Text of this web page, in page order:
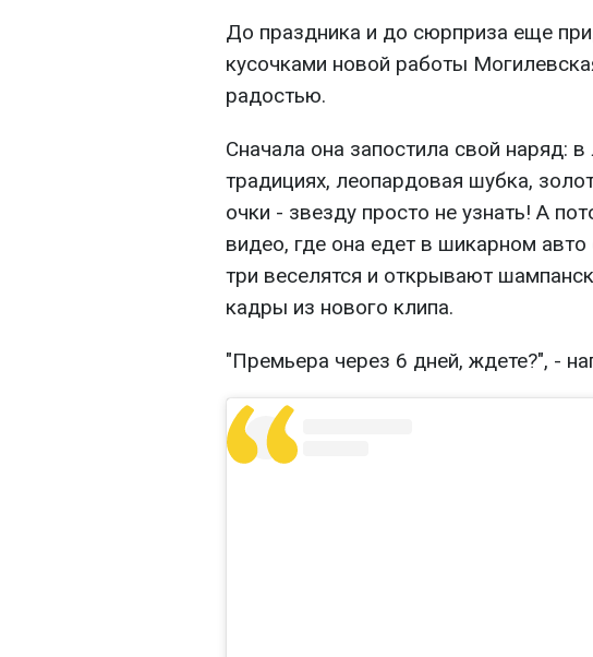
До праздника и до сюрприза еще
кусочками новой работы
радостью.
Сначала она запостила свой наряд:
традициях, леопардовая шубка,
очки - звезду просто не узнать! А
видео, где она едет в шикарном
три веселятся и открывают
кадры из нового клипа.
"Премьера через 6 дней, ждете?", -